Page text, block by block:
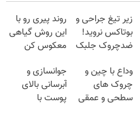
زیر تیغ جراحی و
بوتاکس نروید!
ضدچروک جلبک
روند پیری رو با
این روش گیاهی
معکوس کن
وداع با چین و
چروک های
سطحی و عمقی
جوانسازی و
آبرسانی بالای
پوست با